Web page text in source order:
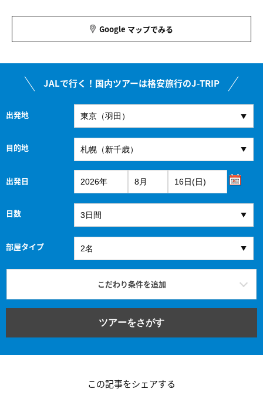
Google マップでみる
JALで行く！国内ツアーは格安旅行のJ-TRIP
出発地
目的地
出発日
日数
部屋タイプ
こだわり条件を追加
ツアーをさがす
この記事をシェアする